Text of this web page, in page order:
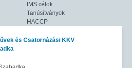
IMS célok
Tanúsítványok
HACCP
és Csatornázási KKV